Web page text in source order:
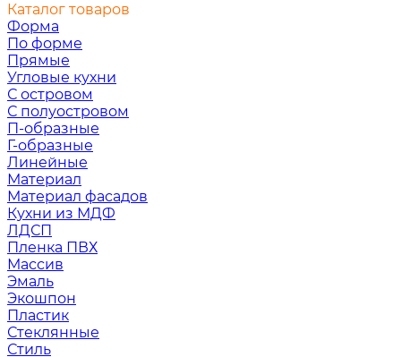
Каталог товаров
Форма
По форме
Прямые
Угловые кухни
С островом
С полуостровом
П-образные
Г-образные
Линейные
Материал
Материал фасадов
Кухни из МДФ
ЛДСП
Пленка ПВХ
Массив
Эмаль
Экошпон
Пластик
Стеклянные
Стиль